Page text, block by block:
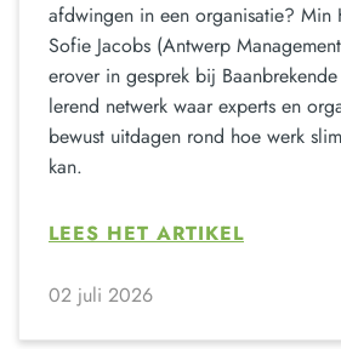
afdwingen in een organisatie? Min
Sofie Jacobs (Antwerp
erover in gesprek bij
lerend netwerk waar experts en
bewust uitdagen rond hoe werk
kan.
LEES HET ARTIKEL
02 juli 2026